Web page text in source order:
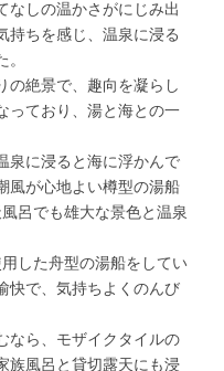
しの温かさがにじみ出
持ちを感じ、温泉に浸る
絶景で、趣向を凝らし
っており、湯と海との一
泉に浸ると海に浮かんで
風が心地よい樽型の湯船
呂でも雄大な景色と温泉
した舟型の湯船をしてい
快で、気持ちよくのんび
なら、モザイクタイルの
族風呂と貸切露天にも浸